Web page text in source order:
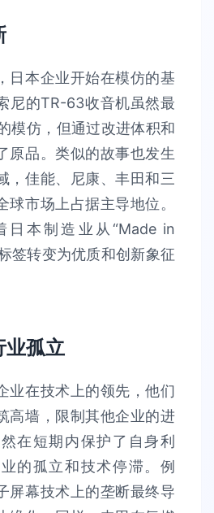
日本企业开始在模仿的基
尼的TR-63收音机虽然最
模仿，但通过改进体积和
原品。类似的故事也发生
，佳能、尼康、丰田和三
球市场上占据主导地位。
日本制造业从“Made in
签转变为优质和创新象征
业孤立
业在技术上的领先，他们
高墙，限制其他企业的进
在短期内保护了自身利
的孤立和技术停滞。例
屏幕技术上的垄断最终导